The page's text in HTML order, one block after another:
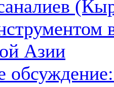
Азии